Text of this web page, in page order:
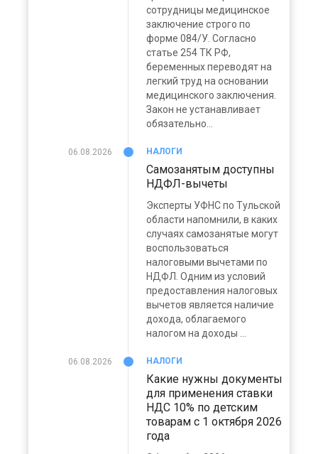
сотрудницы медицинское
заключение строго по
форме 084/У. Согласно
статье 254 ТК РФ,
беременных переводят на
легкий труд на основании
медицинского заключения.
Закон не устанавливает
обязательно...
06.08.2026 НАЛОГИ
Самозанятым доступны
НДФЛ-вычеты
Эксперты УФНС по Тульской
области напомнили, в каких
случаях самозанятые могут
воспользоваться
налоговыми вычетами по
НДФЛ. Одним из условий
предоставления налоговых
вычетов является наличие
дохода, облагаемого
налогом на доходы ...
06.08.2026 НАЛОГИ
Какие нужны документы
для применения ставки
НДС 10% по детским
товарам с 1 октября 2026
года